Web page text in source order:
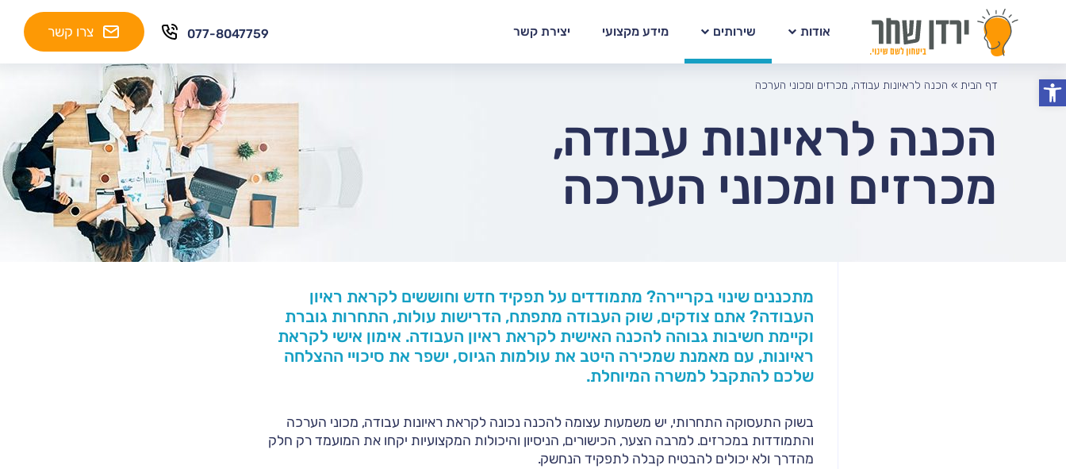
פתח סרגל נגישות
אודות שירותים מידע מקצועי יצירת קשר 077-8047759 צרו קשר
דף הבית » הכנה לראיונות עבודה, מכרזים ומכוני הערכה
הכנה לראיונות עבודה,
מכרזים ומכוני הערכה
מתכננים שינוי בקריירה? מתמודדים על תפקיד חדש וחוששים לקראת ראיון
העבודה? אתם צודקים, שוק העבודה מתפתח, הדרישות עולות, התחרות גוברת
וקיימת חשיבות גבוהה להכנה האישית לקראת ראיון העבודה. אימון אישי לקראת
ראיונות, עם מאמנת שמכירה היטב את עולמות הגיוס, ישפר את סיכויי ההצלחה
שלכם להתקבל למשרה המיוחלת.
בשוק התעסוקה התחרותי, יש משמעות עצומה להכנה נכונה לקראת ראיונות עבודה, מכוני הערכה
והתמודדות במכרזים. למרבה הצער, הכישורים, הניסיון והיכולות המקצועיות יקחו את המועמד רק חלק
מהדרך ולא יכולים להבטיח קבלה לתפקיד הנחשק.